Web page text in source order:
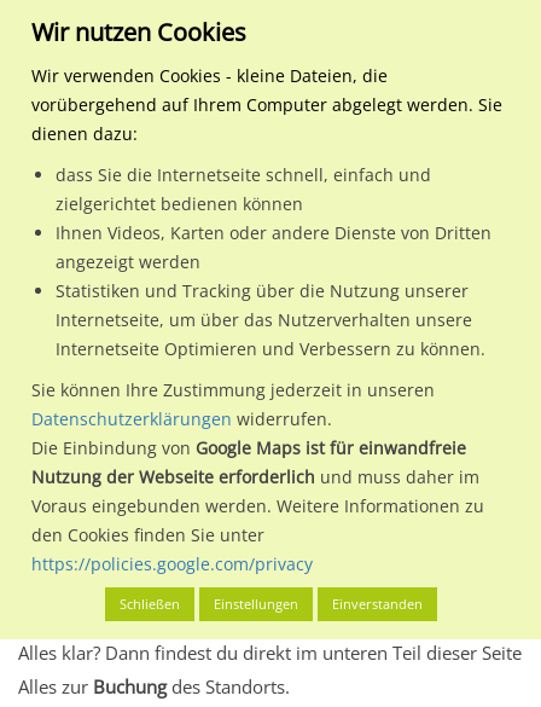
Regionale Plakatwerbung
Nordrhein-
Krefeld, Stadt
Am Badezentrum 39
Am Badezentrum 39 sew./VS
47800 / Krefeld, Stadt / Bockum
Nutze günstige Werbemöglichkeiten am Standort Am
Badezentrum 39 sew./VSim Ortsteil Bockum)in Krefeld,
Stadt.
Wir erheben für jede unserer Werbeflächen individuelle und
aktuelleStandortinformationenund Leistungswerte. Damit
kannst du dich schon vor der Buchung im Detail über den
Standort, seine Reichweite und Werbewirkung sowie
eventuelle Beschränkungen in den zugelassenen
Werbeinhalten informieren.
Alles klar? Dann findest du direkt im unteren Teil dieser Seite
Alles zur Buchungdes Standorts.
Wir nutzen Cookies
Wir verwenden Cookies - kleine Dateien, die
vorübergehend auf Ihrem Computer abgelegt werden. Sie
dienen dazu:
dass Sie die Internetseite schnell, einfach und
zielgerichtet bedienen können
Ihnen Videos, Karten oder andere Dienste von Dritten
angezeigt werden
Statistiken und Tracking über die Nutzung unserer
Internetseite, um über das Nutzerverhalten unsere
Internetseite Optimieren und Verbessern zu können.
Sie können Ihre Zustimmung jederzeit in unseren
Datenschutzerklärungen widerrufen.
Die Einbindung von Google Maps ist für einwandfreie
Nutzung der Webseite erforderlich und muss daher im
Voraus eingebunden werden. Weitere Informationen zu
den Cookies finden Sie unter
https://policies.google.com/privacy
Schließen Einstellungen Einverstanden